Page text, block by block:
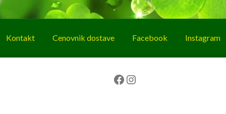
Kontakt Cenovnik dostave Facebook Instagram
Facebook Instagram